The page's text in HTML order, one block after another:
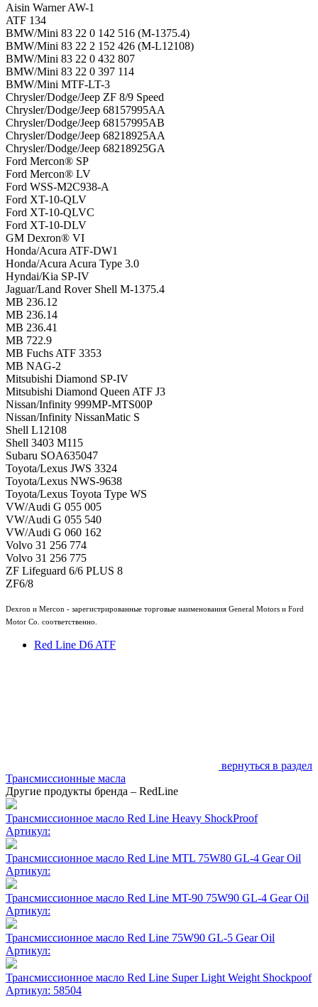
Aisin Warner AW-1
ATF 134
BMW/Mini 83 22 0 142 516 (M-1375.4)
BMW/Mini 83 22 2 152 426 (M-L12108)
BMW/Mini 83 22 0 432 807
BMW/Mini 83 22 0 397 114
BMW/Mini MTF-LT-3
Chrysler/Dodge/Jeep ZF 8/9 Speed
Chrysler/Dodge/Jeep 68157995AA
Chrysler/Dodge/Jeep 68157995AB
Chrysler/Dodge/Jeep 68218925AA
Chrysler/Dodge/Jeep 68218925GA
Ford Mercon® SP
Ford Mercon® LV
Ford WSS-M2C938-A
Ford XT-10-QLV
Ford XT-10-QLVC
Ford XT-10-DLV
GM Dexron® VI
Honda/Acura ATF-DW1
Honda/Acura Acura Type 3.0
Hyndai/Kia SP-IV
Jaguar/Land Rover Shell M-1375.4
MB 236.12
MB 236.14
MB 236.41
MB 722.9
MB Fuchs ATF 3353
MB NAG-2
Mitsubishi Diamond SP-IV
Mitsubishi Diamond Queen ATF J3
Nissan/Infinity 999MP-MTS00P
Nissan/Infinity NissanMatic S
Shell L12108
Shell 3403 M115
Subaru SOA635047
Toyota/Lexus JWS 3324
Toyota/Lexus NWS-9638
Toyota/Lexus Toyota Type WS
VW/Audi G 055 005
VW/Audi G 055 540
VW/Audi G 060 162
Volvo 31 256 774
Volvo 31 256 775
ZF Lifeguard 6/6 PLUS 8
ZF6/8
Dexron и Mercon - зарегистрированные торговые наименования General Motors и Ford
Motor Co. соответственно.
Red Line D6 ATF
вернуться в раздел
Трансмиссионные масла
Другие продукты бренда – RedLine
Трансмиссионное масло Red Line Heavy ShockProof
Артикул:
Трансмиссионное масло Red Line MTL 75W80 GL-4 Gear Oil
Артикул:
Трансмиссионное масло Red Line MT-90 75W90 GL-4 Gear Oil
Артикул:
Трансмиссионное масло Red Line 75W90 GL-5 Gear Oil
Артикул:
Трансмиссионное масло Red Line Super Light Weight Shockpoof
Артикул: 58504